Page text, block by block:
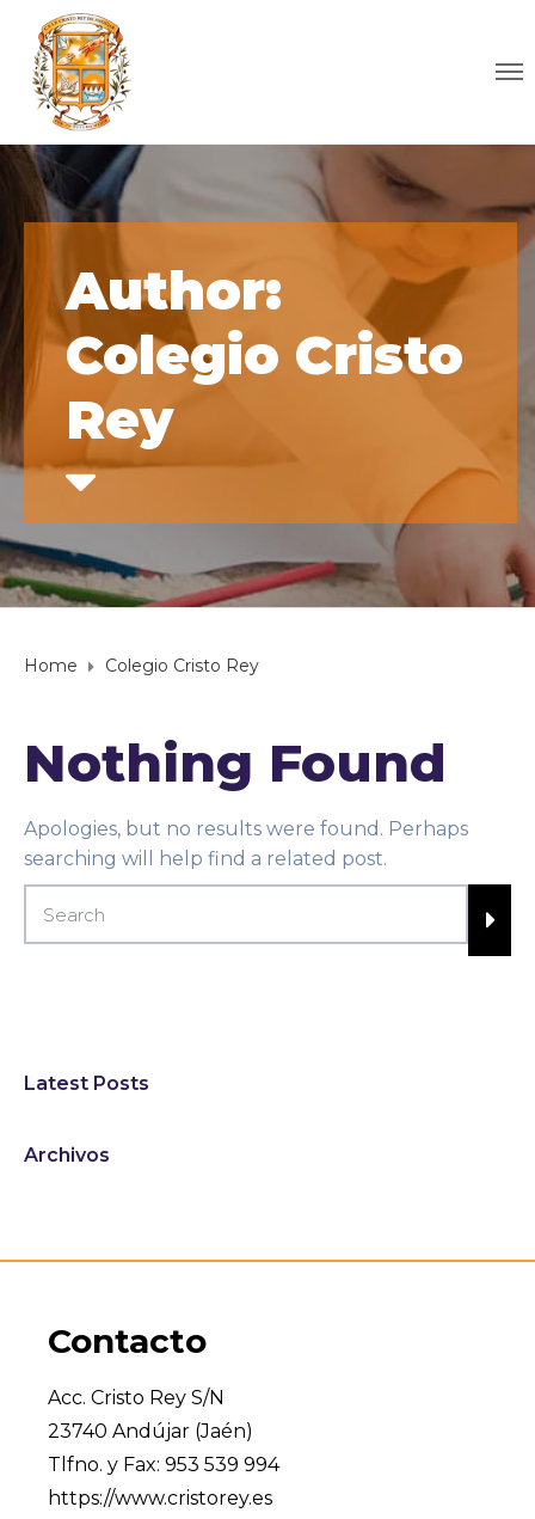
Author:
Colegio Cristo
Rey
Home Colegio Cristo Rey
Nothing Found
Apologies, but no results were found. Perhaps
searching will help find a related post.
Latest Posts
Archivos
Contacto
Acc. Cristo Rey S/N
23740 Andújar (Jaén)
Tlfno. y Fax: 953 539 994
https://www.cristorey.es